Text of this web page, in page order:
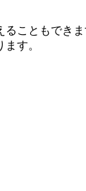
こともでき
す。